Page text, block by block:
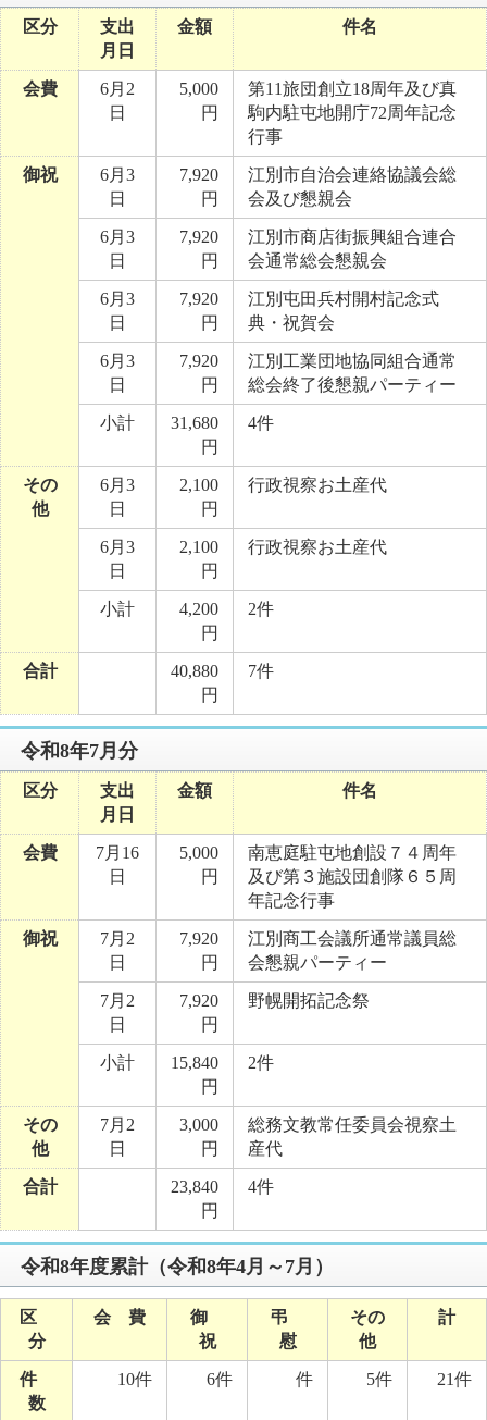
区分
支出
月日
金額 件名
会費
6月2
日
5,000
円
第11旅団創立18周年及び真
駒内駐屯地開庁72周年記念
行事
御祝
6月3
日
7,920
円
江別市自治会連絡協議会総
会及び懇親会
6月3
日
7,920
円
江別市商店街振興組合連合
会通常総会懇親会
6月3
日
7,920
円
江別屯田兵村開村記念式
典・祝賀会
6月3
日
7,920
円
江別工業団地協同組合通常
総会終了後懇親パーティー
小計
31,680
円
4件
その
他
6月3
日
2,100
円
行政視察お土産代
6月3
日
2,100
円
行政視察お土産代
小計
4,200
円
2件
合計
40,880
円
7件
令和8年7月分
区分
支出
月日
金額 件名
会費
7月16
日
5,000
円
南恵庭駐屯地創設７４周年
及び第３施設団創隊６５周
年記念行事
御祝
7月2
日
7,920
円
江別商工会議所通常議員総
会懇親パーティー
7月2
日
7,920
円
野幌開拓記念祭
小計
15,840
円
2件
その
他
7月2
日
3,000
円
総務文教常任委員会視察土
産代
合計
23,840
円
4件
令和8年度累計（令和8年4月～7月）
区
分
会 費
御
祝
弔
慰
その
他
計
件
数
10件 6件 件 5件 21件